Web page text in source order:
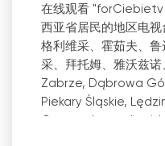
在线观看 "forCiebietv
西亚省居民的地区电视
格利维采、霍茹夫、
采、拜托姆、雅沃兹诺
Zabrze, Dąbrowa
Piekary Śląskie,